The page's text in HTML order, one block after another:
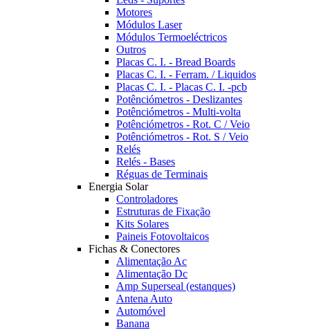
Motores
Módulos Laser
Módulos Termoeléctricos
Outros
Placas C. I. - Bread Boards
Placas C. I. - Ferram. / Liquidos
Placas C. I. - Placas C. I. -pcb
Potênciómetros - Deslizantes
Potênciómetros - Multi-volta
Potênciómetros - Rot. C / Veio
Potênciómetros - Rot. S / Veio
Relés
Relés - Bases
Réguas de Terminais
Energia Solar
Controladores
Estruturas de Fixação
Kits Solares
Paineis Fotovoltaicos
Fichas & Conectores
Alimentação Ac
Alimentação Dc
Amp Superseal (estanques)
Antena Auto
Automóvel
Banana